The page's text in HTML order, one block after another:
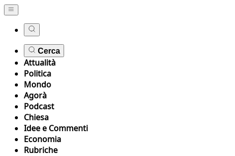
Cerca
Attualità
Politica
Mondo
Agorà
Podcast
Chiesa
Idee e Commenti
Economia
Rubriche